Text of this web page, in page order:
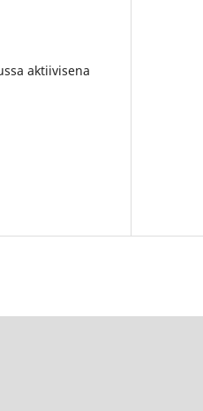
aktiivisena